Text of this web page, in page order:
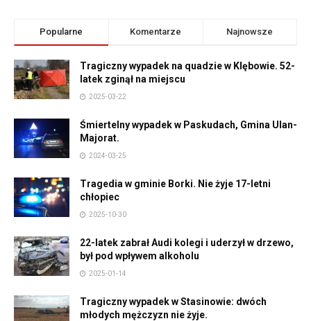
Popularne Komentarze Najnowsze
Tragiczny wypadek na quadzie w Klębowie. 52-
latek zginął na miejscu
2025-03-22
Śmiertelny wypadek w Paskudach, Gmina Ulan-
Majorat.
2024-03-25
Tragedia w gminie Borki. Nie żyje 17-letni
chłopiec
2025-10-30
22-latek zabrał Audi kolegi i uderzył w drzewo,
był pod wpływem alkoholu
2025-01-14
Tragiczny wypadek w Stasinowie: dwóch
młodych mężczyzn nie żyje.